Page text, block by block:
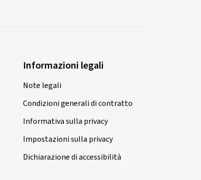
Informazioni legali
Note legali
Condizioni generali di contratto
Informativa sulla privacy
Impostazioni sulla privacy
Dichiarazione di accessibilità